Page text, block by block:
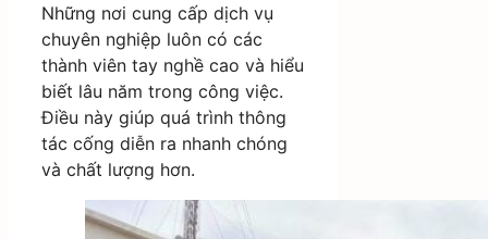
Những nơi cung cấp dịch vụ
chuyên nghiệp luôn có các
thành viên tay nghề cao và hiểu
biết lâu năm trong công việc.
Điều này giúp quá trình thông
tác cống diễn ra nhanh chóng
và chất lượng hơn.